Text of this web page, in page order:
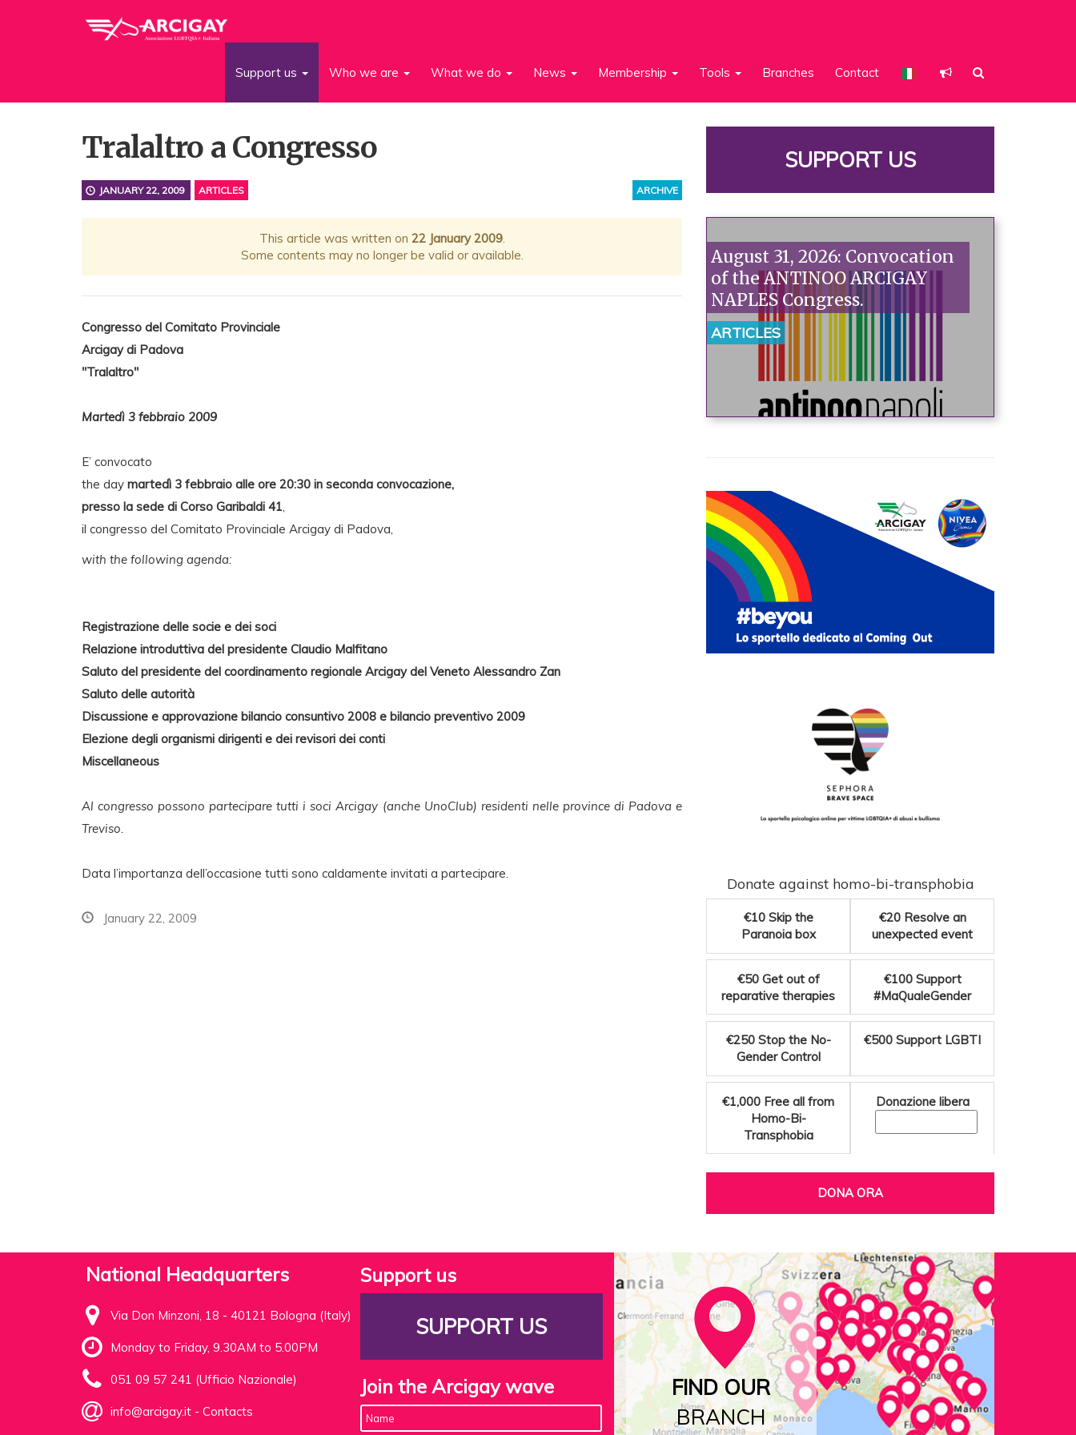
Support us Who we are What we do News Membership Tools Branches Contact
Tralaltro a Congresso
ARCHIVE
JANUARY 22, 2009 ARTICLES
This article was written on 22 January 2009.
Some contents may no longer be valid or available.
Congresso del Comitato Provinciale
Arcigay di Padova
"Tralaltro"
Martedì 3 febbraio 2009
E’ convocato
the day martedì 3 febbraio alle ore 20:30 in seconda convocazione,
presso la sede di Corso Garibaldi 41,
il congresso del Comitato Provinciale Arcigay di Padova,
with the following agenda:
Registrazione delle socie e dei soci
Relazione introduttiva del presidente Claudio Malfitano
Saluto del presidente del coordinamento regionale Arcigay del Veneto Alessandro Zan
Saluto delle autorità
Discussione e approvazione bilancio consuntivo 2008 e bilancio preventivo 2009
Elezione degli organismi dirigenti e dei revisori dei conti
Miscellaneous
Al congresso possono partecipare tutti i soci Arcigay (anche UnoClub) residenti nelle province di Padova e
Treviso.
Data l’importanza dell’occasione tutti sono caldamente invitati a partecipare.
January 22, 2009
SUPPORT US
August 31, 2026: Convocation
of the ANTINOO ARCIGAY
NAPLES Congress.
ARTICLES
Donate against homo-bi-transphobia
€10 Skip the
Paranoia box
€20 Resolve an
unexpected event
€50 Get out of
reparative therapies
€100 Support
#MaQualeGender
€250 Stop the No-
Gender Control
€500 Support LGBTI
€1,000 Free all from
Homo-Bi-
Transphobia
Donazione libera
DONA ORA
National Headquarters
Via Don Minzoni, 18 - 40121 Bologna (Italy)
Monday to Friday, 9.30AM to 5.00PM
051 09 57 241 (Ufficio Nazionale)
info@arcigay.it - Contacts
Support us
SUPPORT US
Join the Arcigay wave
FIND OUR
BRANCH